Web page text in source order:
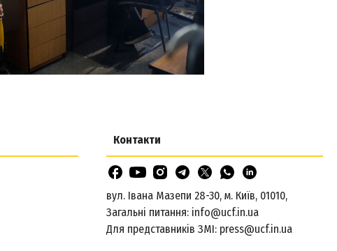
Контакти
вул. Івана Мазепи 28-30, м. Київ, 01010,
Загальні питання: info@ucf.in.ua
Для представників ЗМІ: press@ucf.in.ua